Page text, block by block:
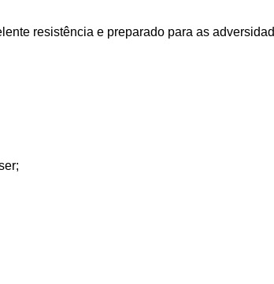
resistência e preparado para as